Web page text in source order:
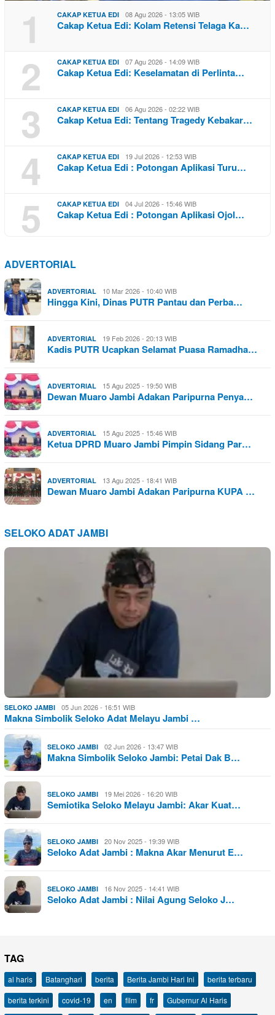
1 CAKAP KETUA EDI 08 Agu 2026 - 13:05 WIB
Cakap Ketua Edi: Kolam Retensi Telaga Ka…
2 CAKAP KETUA EDI 07 Agu 2026 - 14:09 WIB
Cakap Ketua Edi: Keselamatan di Perlinta…
3 CAKAP KETUA EDI 06 Agu 2026 - 02:22 WIB
Cakap Ketua Edi: Tentang Tragedy Kebakar…
4 CAKAP KETUA EDI 19 Jul 2026 - 12:53 WIB
Cakap Ketua Edi : Potongan Aplikasi Turu…
5 CAKAP KETUA EDI 04 Jul 2026 - 15:46 WIB
Cakap Ketua Edi : Potongan Aplikasi Ojol…
ADVERTORIAL
ADVERTORIAL 10 Mar 2026 - 10:40 WIB
Hingga Kini, Dinas PUTR Pantau dan Perba…
ADVERTORIAL 19 Feb 2026 - 20:13 WIB
Kadis PUTR Ucapkan Selamat Puasa Ramadha…
ADVERTORIAL 15 Agu 2025 - 19:50 WIB
Dewan Muaro Jambi Adakan Paripurna Penya…
ADVERTORIAL 15 Agu 2025 - 15:46 WIB
Ketua DPRD Muaro Jambi Pimpin Sidang Par…
ADVERTORIAL 13 Agu 2025 - 18:41 WIB
Dewan Muaro Jambi Adakan Paripurna KUPA …
SELOKO ADAT JAMBI
SELOKO JAMBI 05 Jun 2026 - 16:51 WIB
Makna Simbolik Seloko Adat Melayu Jambi …
SELOKO JAMBI 02 Jun 2026 - 13:47 WIB
Makna Simbolik Seloko Jambi: Petai Dak B…
SELOKO JAMBI 19 Mei 2026 - 16:20 WIB
Semiotika Seloko Melayu Jambi: Akar Kuat…
SELOKO JAMBI 20 Nov 2025 - 19:39 WIB
Seloko Adat Jambi : Makna Akar Menurut E…
SELOKO JAMBI 16 Nov 2025 - 14:41 WIB
Seloko Adat Jambi : Nilai Agung Seloko J…
TAG
al haris Batanghari berita Berita Jambi Hari Ini
berita terbaru
berita terkini
covid-19 en film fr
Gubernur Al Haris